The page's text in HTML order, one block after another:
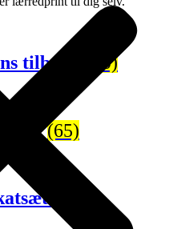
tilbud (120)
(65)